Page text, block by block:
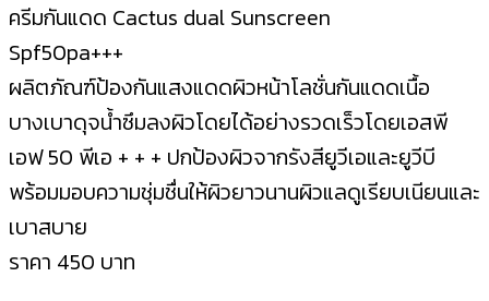
ครีมกันแดด Cactus dual Sunscreen
Spf50pa+++
ผลิตภัณฑ์ป้องกันแสงแดดผิวหน้าโลชั่นกันแดดเนื้อ
บางเบาดุจน้ำซึมลงผิวโดยได้อย่างรวดเร็วโดยเอสพี
เอฟ 50 พีเอ + + + ปกป้องผิวจากรังสียูวีเอและยูวีบี
พร้อมมอบความชุ่มชื่นให้ผิวยาวนานผิวแลดูเรียบเนียนและ
เบาสบาย
ราคา 450 บาท